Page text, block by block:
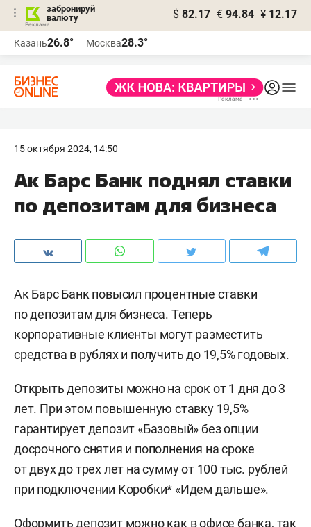
забронируй
валюту
$ 82.17 € 94.84 ¥ 12.17
Казань26.8° Москва28.3°
15 октября 2024, 14:50
Ак Барс Банк поднял ставки
по депозитам для бизнеса
Ак Барс Банк повысил процентные ставки
по депозитам для бизнеса. Теперь
корпоративные клиенты могут разместить
средства в рублях и получить до 19,5% годовых.
Открыть депозиты можно на срок от 1 дня до 3
лет. При этом повышенную ставку 19,5%
гарантирует депозит «Базовый» без опции
досрочного снятия и пополнения на сроке
от двух до трех лет на сумму от 100 тыс. рублей
при подключении Коробки* «Идем дальше».
Оформить депозит можно как в офисе банка, так